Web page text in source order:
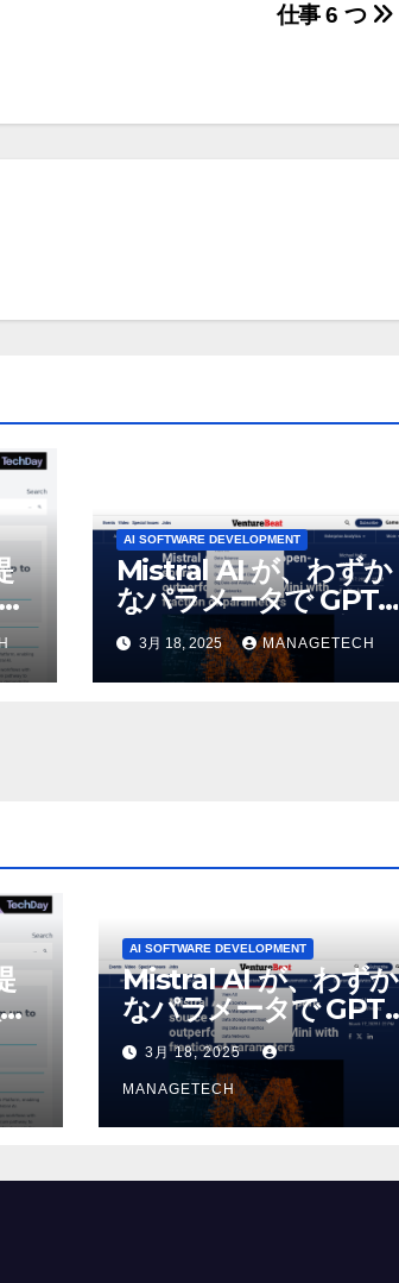
仕事 6 つ
AI SOFTWARE DEVELOPMENT
Mistral AI が、わずか
なパラメータで GPT-
4o Mini を上回る新し
いオープンソース モ
デルをリリース |
3月 18, 2025 MANAGETECH
AI SOFTWARE DEVELOPMENT
Mistral AI が、わずか
なパラメータで GPT-
4o Mini を上回る新し
いオープンソース モ
デルをリリース |
VentureBeat
3月 18, 2025
MANAGETECH